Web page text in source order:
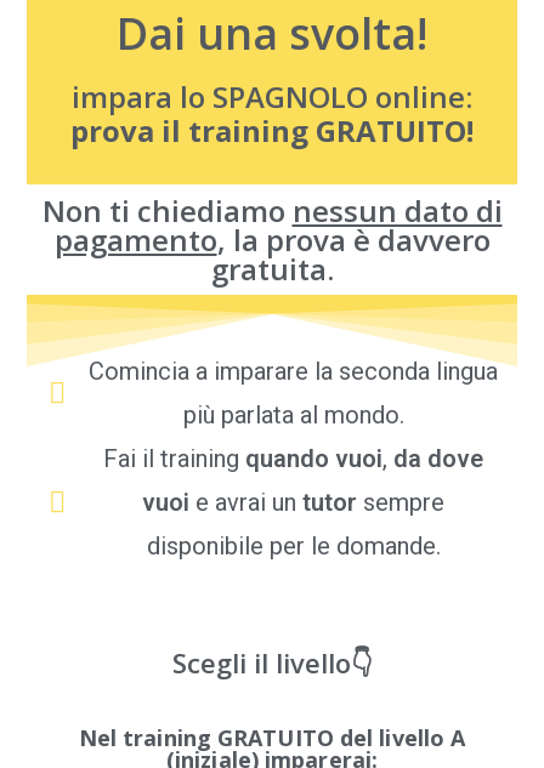
Dai una svolta!
impara lo SPAGNOLO online:
prova il training GRATUITO!
Non ti chiediamo nessun dato di
pagamento, la prova è davvero
gratuita.
Comincia a imparare la seconda lingua
più parlata al mondo.
Fai il training quando vuoi, da dove
vuoi e avrai un tutor sempre
disponibile per le domande.
Scegli il livello👇
Nel training GRATUITO del livello A
(iniziale) imparerai: